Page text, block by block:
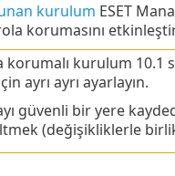
kurulum ESET
korumasını
korumalı kurulum 10.1
ayrı ayrı ayarlayın.
güvenli bir yere
(değişikliklerle